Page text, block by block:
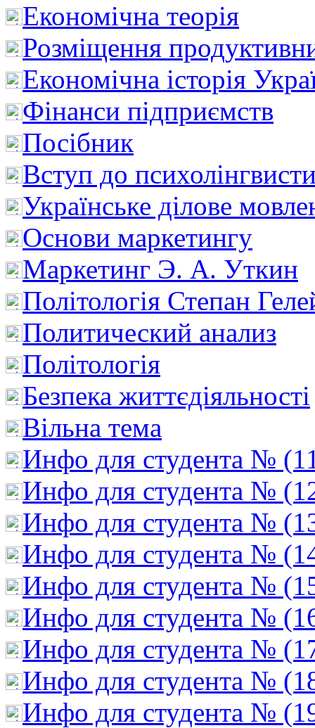
Економічна теорія
Розміщення
Економічна історія
Фінанси підприємств
Посібник
Вступ до
Українське ділове
Основи маркетингу
Маркетинг Э. А. Уткин
Політологія Степан
Политический анализ
Політологія
Безпека життєдіяльності
Вільна тема
Инфо для студента №
Инфо для студента №
Инфо для студента №
Инфо для студента №
Инфо для студента №
Инфо для студента №
Инфо для студента №
Инфо для студента №
Инфо для студента №